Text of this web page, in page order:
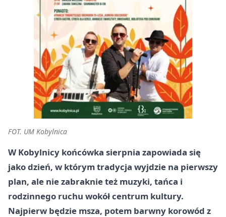
FOT. UM Kobylnica
W Kobylnicy końcówka sierpnia zapowiada się
jako dzień, w którym tradycja wyjdzie na pierwszy
plan, ale nie zabraknie też muzyki, tańca i
rodzinnego ruchu wokół centrum kultury.
Najpierw będzie msza, potem barwny korowód z